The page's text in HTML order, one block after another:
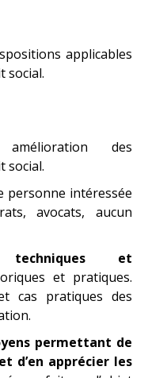
applicables
social.
des
social.
intéressée
avocats, aucun
techniques et
et pratiques.
cas pratiques des
permettant de
d’en apprécier les